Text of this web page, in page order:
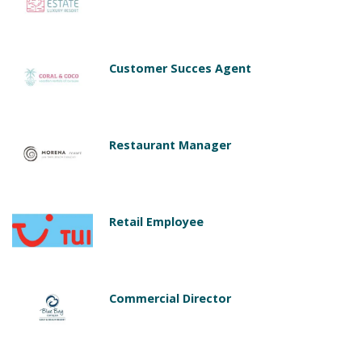
Customer Succes Agent
Restaurant Manager
Retail Employee
Commercial Director